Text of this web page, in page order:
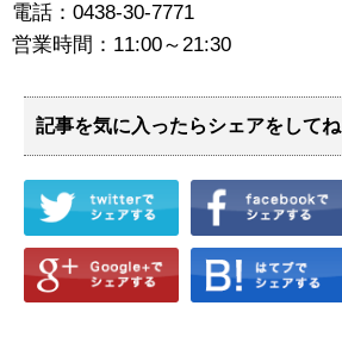
電話：0438-30-7771
営業時間：11:00～21:30
記事を気に入ったらシェアをしてね